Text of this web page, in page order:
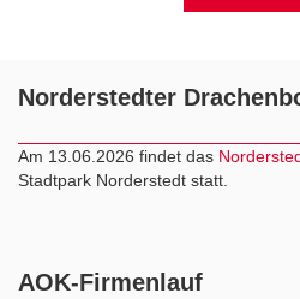
Norderstedter
Am 13.06.2026 findet das
Stadtpark Norderstedt statt.
AOK-Firmenlauf